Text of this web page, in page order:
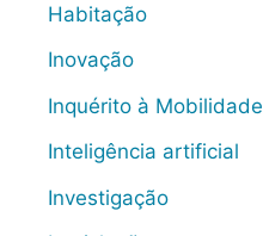
Habitação
Inovação
Inquérito à Mobilidade
Inteligência artificial
Investigação